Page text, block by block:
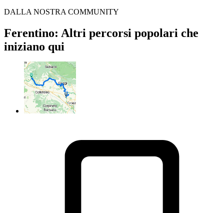
DALLA NOSTRA COMMUNITY
Ferentino: Altri percorsi popolari che
iniziano qui